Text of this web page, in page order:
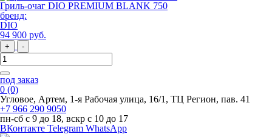
Гриль-очаг DIO PREMIUM BLANK 750
бренд:
DIO
94 900 руб.
+ -
под заказ
0 (0)
Угловое, Артем, ​1-я Рабочая улица, 16/1, ТЦ Регион, пав. 41
+7 966 290 9050
пн-сб с 9 до 18, вскр с 10 до 17
ВКонтакте Telegram WhatsApp